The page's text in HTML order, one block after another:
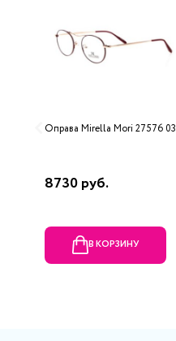
Оправа Mirella Mori 27576 03
8730 руб.
В КОРЗИНУ